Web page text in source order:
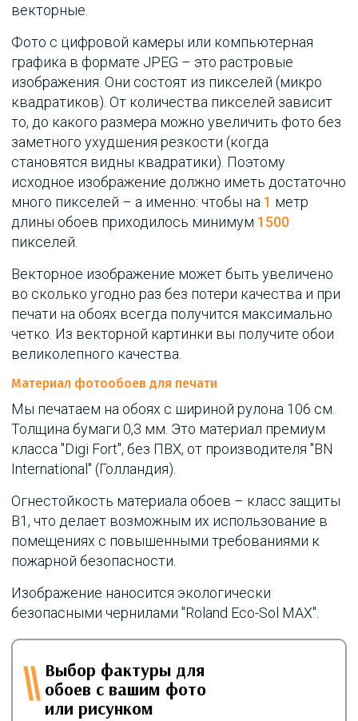
векторные.
Фото с цифровой камеры или компьютерная
графика в формате JPEG – это растровые
изображения. Они состоят из пикселей (микро
квадратиков). От количества пикселей зависит
то, до какого размера можно увеличить фото без
заметного ухудшения резкости (когда
становятся видны квадратики). Поэтому
исходное изображение должно иметь достаточно
много пикселей – а именно: чтобы на 1 метр
длины обоев приходилось минимум 1500
пикселей.
Векторное изображение может быть увеличено
во сколько угодно раз без потери качества и при
печати на обоях всегда получится максимально
четко. Из векторной картинки вы получите обои
великолепного качества.
Материал фотообоев для печати
Мы печатаем на обоях с шириной рулона 106 см.
Толщина бумаги 0,3 мм. Это материал премиум
класса "Digi Fort", без ПВХ, от производителя "BN
International" (Голландия).
Огнестойкость материала обоев – класс защиты
B1, что делает возможным их использование в
помещениях с повышенными требованиями к
пожарной безопасности.
Изображение наносится экологически
безопасными чернилами "Roland Eco-Sol MAX".
Выбор фактуры для
обоев с вашим фото
или рисунком